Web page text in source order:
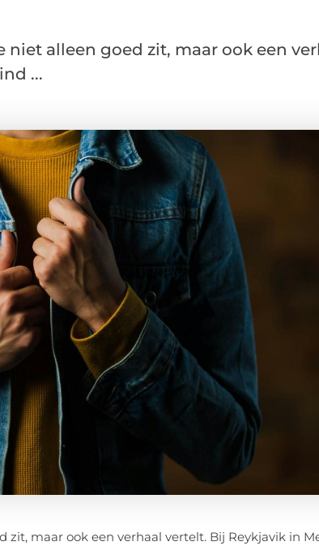
alleen goed zit, maar ook een
...
maar ook een verhaal vertelt. Bij Reykjavik in